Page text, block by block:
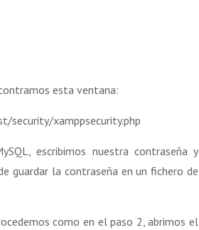
esta ventana:
security/xamppsecurity.php
escribimos nuestra contraseña y
guardar la contraseña en un fichero de
como en el paso 2, abrimos el